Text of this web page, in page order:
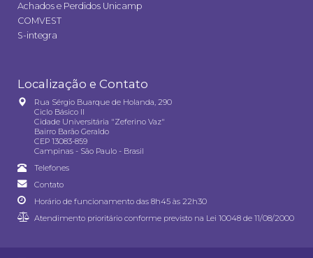
Achados e Perdidos Unicamp
COMVEST
S-integra
Localização e Contato
Rua Sérgio Buarque de Holanda, 290
Ciclo Básico II
Cidade Universitária "Zeferino Vaz"
Bairro Barão Geraldo
CEP 13083-859
Campinas - São Paulo - Brasil
Telefones
Contato
Horário de funcionamento das 8h45 às 22h30
Atendimento prioritário conforme previsto na Lei 10048 de 11/08/2000